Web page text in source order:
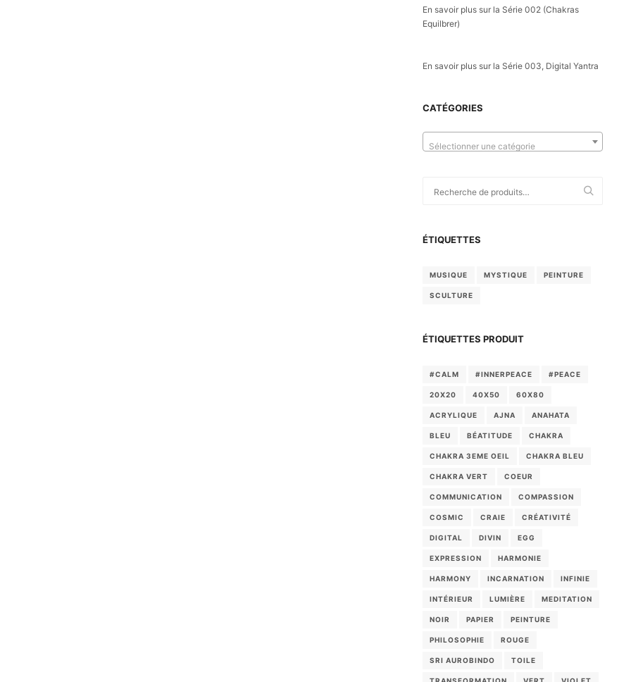
En savoir plus sur la Série 002 (Chakras
Equilbrer)
En savoir plus sur la Série 003, Digital Yantra
CATÉGORIES
Sélectionner une catégorie
pour :
ÉTIQUETTES
MUSIQUE MYSTIQUE PEINTURE
SCULTURE
ÉTIQUETTES PRODUIT
#CALM #INNERPEACE #PEACE
20X20 40X50 60X80
ACRYLIQUE AJNA ANAHATA
BLEU BÉATITUDE CHAKRA
CHAKRA 3EME OEIL CHAKRA BLEU
CHAKRA VERT COEUR
COMMUNICATION COMPASSION
COSMIC CRAIE CRÉATIVITÉ
DIGITAL DIVIN EGG
EXPRESSION HARMONIE
HARMONY INCARNATION INFINIE
INTÉRIEUR LUMIÈRE MEDITATION
NOIR PAPIER PEINTURE
PHILOSOPHIE ROUGE
SRI AUROBINDO TOILE